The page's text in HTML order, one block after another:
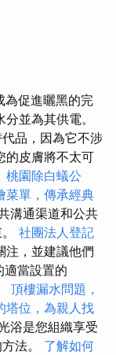
為促進曬黑的完
並為其供電。
品，因為它不涉
的皮膚將不太可
桃園除白蟻公
菜單，傳承經典
溝通渠道和公共
社團法人登記
注，並建議他們
當設置的
頂樓漏水問題，
塔位，為親人找
浴是您組織享受
法。 了解如何